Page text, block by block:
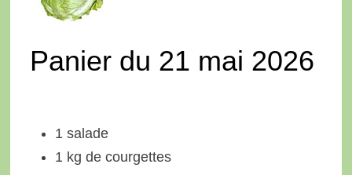
Panier du 21 mai 2026
1 salade
1 kg de courgettes